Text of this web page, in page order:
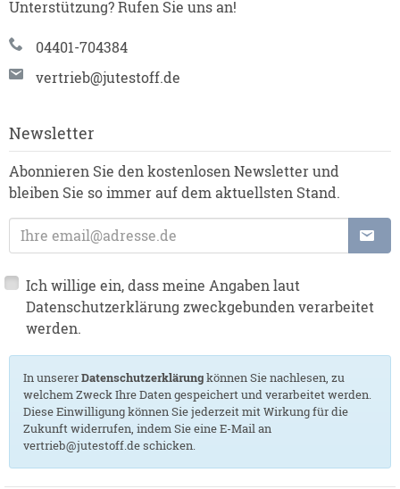
Unterstützung? Rufen Sie uns an!
04401-704384
vertrieb@jutestoff.de
Newsletter
Abonnieren Sie den kostenlosen Newsletter und
bleiben Sie so immer auf dem aktuellsten Stand.
E-Mailadresse
Ich willige ein, dass meine Angaben laut
Datenschutzerklärung zweckgebunden verarbeitet
werden.
In unsererDatenschutzerklärungkönnen Sie nachlesen, zu
welchem Zweck Ihre Daten gespeichert und verarbeitet werden.
Diese Einwilligung können Sie jederzeit mit Wirkung für die
Zukunft widerrufen, indem Sie eine E-Mail an
vertrieb@jutestoff.de schicken.